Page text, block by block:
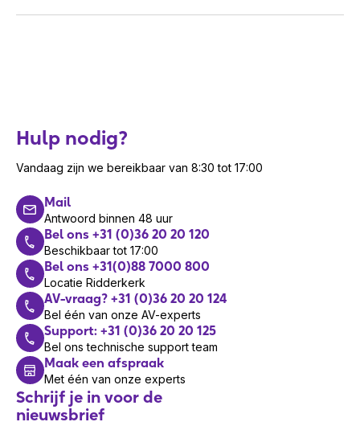
Hulp nodig?
Vandaag zijn we bereikbaar van 8:30 tot 17:00
Mail
Antwoord binnen 48 uur
Bel ons +31 (0)36 20 20 120
Beschikbaar tot 17:00
Bel ons +31(0)88 7000 800
Locatie Ridderkerk
AV-vraag? +31 (0)36 20 20 124
Bel één van onze AV-experts
Support: +31 (0)36 20 20 125
Bel ons technische support team
Maak een afspraak
Met één van onze experts
Schrijf je in voor de
nieuwsbrief